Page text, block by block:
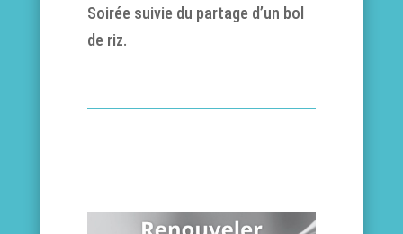
Soirée suivie du partage d’un bol
de riz.